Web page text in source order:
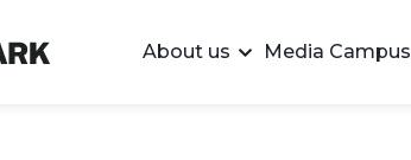
About us Media Campus